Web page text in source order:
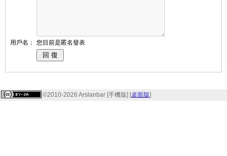
用戶名： 您目前是匿名發表
©2010-2026 Arslanbar [手機版] [桌面版]